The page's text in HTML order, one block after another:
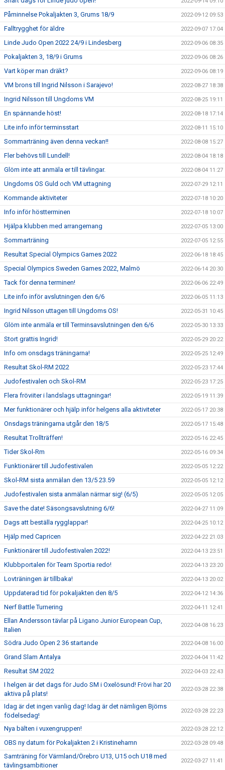
Påminnelse Pokaljakten 3, Grums 18/9 2022-09-12 09:53
Falltrygghet för äldre 2022-09-07 17:04
Linde Judo Open 2022 24/9 i Lindesberg 2022-09-06 08:35
Pokaljakten 3, 18/9 i Grums 2022-09-06 08:26
Vart köper man dräkt? 2022-09-06 08:19
VM brons till Ingrid Nilsson i Sarajevo! 2022-08-27 18:38
Ingrid Nilsson till Ungdoms VM 2022-08-25 19:11
En spännande höst! 2022-08-18 17:14
Lite info inför terminsstart 2022-08-11 15:10
Sommarträning även denna veckan!! 2022-08-08 15:27
Fler behövs till Lundell! 2022-08-04 18:18
Glöm inte att anmäla er till tävlingar. 2022-08-04 11:27
Ungdoms OS Guld och VM uttagning 2022-07-29 12:11
Kommande aktiviteter 2022-07-18 10:20
Info inför höstterminen 2022-07-18 10:07
Hjälpa klubben med arrangemang 2022-07-05 13:00
Sommarträning 2022-07-05 12:55
Resultat Special Olympics Games 2022 2022-06-18 18:45
Special Olympics Sweden Games 2022, Malmö 2022-06-14 20:30
Tack för denna terminen! 2022-06-06 22:49
Lite info inför avslutningen den 6/6 2022-06-05 11:13
Ingrid Nilsson uttagen till Ungdoms OS! 2022-05-31 10:45
Glöm inte anmäla er till Terminsavslutningen den 6/6 2022-05-30 13:33
Stort grattis Ingrid! 2022-05-29 20:22
Info om onsdags träningarna! 2022-05-25 12:49
Resultat Skol-RM 2022 2022-05-23 17:44
Judofestivalen och Skol-RM 2022-05-23 17:25
Flera fröviiter i landslags uttagningar! 2022-05-19 11:39
Mer funktionärer och hjälp inför helgens alla aktiviteter 2022-05-17 20:38
Onsdags träningarna utgår den 18/5 2022-05-17 15:48
Resultat Trollträffen! 2022-05-16 22:45
Tider Skol-Rm 2022-05-16 09:34
Funktionärer till Judofestivalen 2022-05-05 12:22
Skol-RM sista anmälan den 13/5 23.59 2022-05-05 12:12
Judofestivalen sista anmälan närmar sig! (6/5) 2022-05-05 12:05
Save the date! Säsongsavslutning 6/6! 2022-04-27 11:09
Dags att beställa rygglappar! 2022-04-25 10:12
Hjälp med Capricen 2022-04-22 21:03
Funktionärer till Judofestivalen 2022! 2022-04-13 23:51
Klubbportalen för Team Sportia redo! 2022-04-13 23:20
Lovträningen är tillbaka! 2022-04-13 20:02
Uppdaterad tid för pokaljakten den 8/5 2022-04-12 14:36
Nerf Battle Turnering 2022-04-11 12:41
Ellan Andersson tävlar på Ligano Junior European Cup,
Italien
2022-04-08 16:23
Södra Judo Open 2 36 startande 2022-04-08 16:00
Grand Slam Antalya 2022-04-04 11:42
Resultat SM 2022 2022-04-03 22:43
I helgen är det dags för Judo SM i Oxelösund! Frövi har 20
aktiva på plats!
2022-03-28 22:38
Idag är det ingen vanlig dag! Idag är det nämligen Björns
födelsedag!
2022-03-28 22:23
Nya bälten i vuxengruppen! 2022-03-28 22:12
OBS ny datum för Pokaljakten 2 i Kristinehamn 2022-03-28 09:48
Samträning för Värmland/Örebro U13, U15 och U18 med
tävlingsambitioner
2022-03-27 11:41